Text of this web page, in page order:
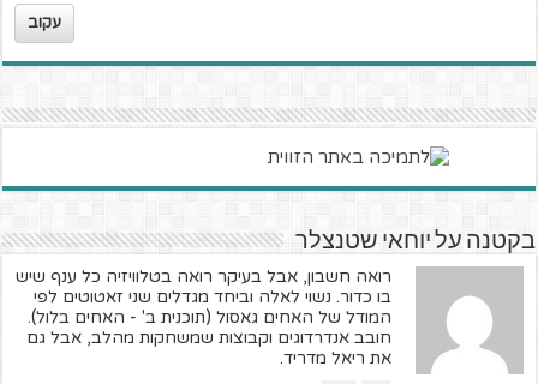
עקוב
בקטנה על יוחאי שטנצלר
רואה חשבון, אבל בעיקר רואה בטלוויזיה כל ענף שיש
בו כדור. נשוי לאלה וביחד מגדלים שני זאטוטים לפי
המודל של האחים גאסול (תוכנית ב' - האחים בלול).
חובב אנדרדוגים וקבוצות שמשחקות מהלב, אבל גם
את ריאל מדריד.